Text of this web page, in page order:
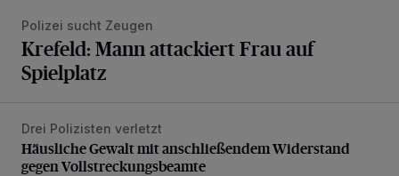
Polizei sucht Zeugen
Krefeld: Mann attackiert Frau auf
Spielplatz
Häusliche Gewalt mit anschließendem Widerstand gegen
Drei Polizisten verletzt
Häusliche Gewalt mit anschließendem Widerstand
gegen Vollstreckungsbeamte